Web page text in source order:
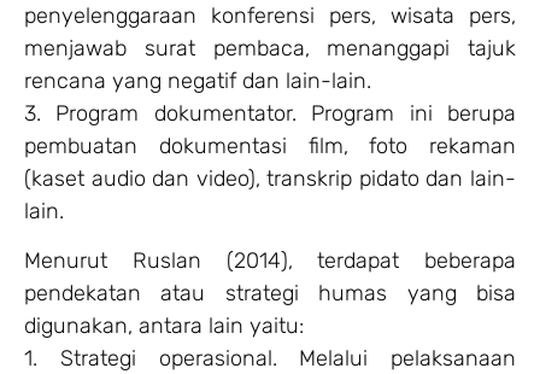
penyelenggaraan konferensi pers, wisata pers,
menjawab surat pembaca, menanggapi tajuk
rencana yang negatif dan lain-lain.
3. Program dokumentator. Program ini berupa
pembuatan dokumentasi film, foto rekaman
(kaset audio dan video), transkrip pidato dan lain-
lain.
Menurut Ruslan (2014), terdapat beberapa
pendekatan atau strategi humas yang bisa
digunakan, antara lain yaitu:
1. Strategi operasional. Melalui pelaksanaan